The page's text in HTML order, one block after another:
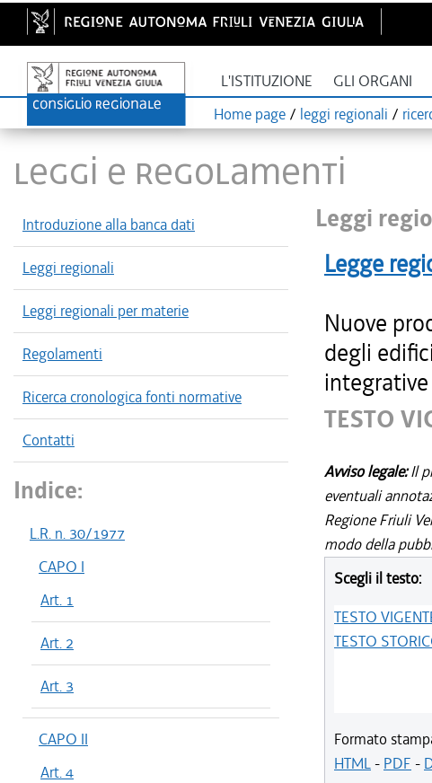
L'ISTITUZIONE GLI ORGANI
Home page / leggi regionali /
LEGGI E REGOLAMENTI
Introduzione alla banca dati
Leggi regionali
Leggi regionali per materie
Regolamenti
Ricerca cronologica fonti normative
Contatti
Indice:
L.R. n. 30/1977
CAPO I
Art. 1
Art. 2
Art. 3
CAPO II
Art. 4
Leggi
Legge
Nuove
degli
TESTO
Avviso legale:Il
eventuali
Regione Friuli
modo della
Scegli il testo:
TESTO
TESTO
Formato
HTML- PDF -